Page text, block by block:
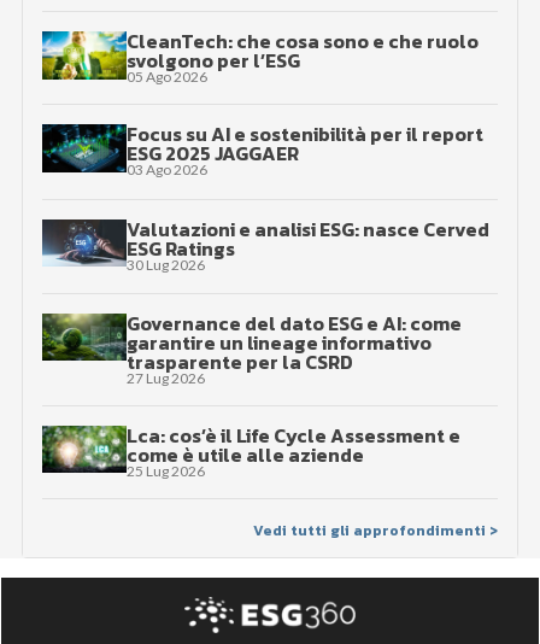
CleanTech: che cosa sono e che ruolo
svolgono per l’ESG
05 Ago 2026
Focus su AI e sostenibilità per il report
ESG 2025 JAGGAER
03 Ago 2026
Valutazioni e analisi ESG: nasce Cerved
ESG Ratings
30 Lug 2026
Governance del dato ESG e AI: come
garantire un lineage informativo
trasparente per la CSRD
27 Lug 2026
Lca: cos’è il Life Cycle Assessment e
come è utile alle aziende
25 Lug 2026
Vedi tutti gli approfondimenti >